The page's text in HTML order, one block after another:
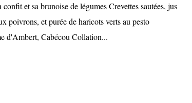
et sa brunoise de légumes Crevettes sautées, jus
poivrons, et purée de haricots verts au pesto
d'Ambert, Cabécou Collation...